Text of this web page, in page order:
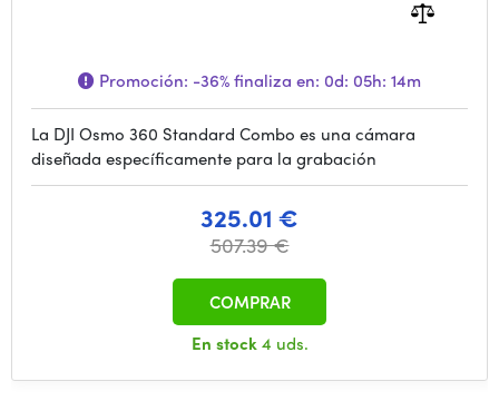
Promoción: -36%finaliza en: 0d: 05h: 14m
La DJI Osmo 360 Standard Combo es una cámara
diseñada específicamente para la grabación
325.01 €
507.39 €
En stock4 uds.
COMPRAR